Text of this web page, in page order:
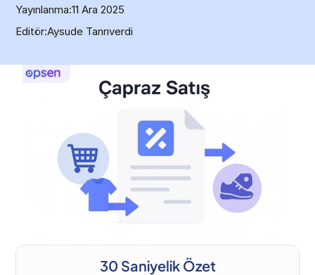
Yayınlanma:11 Ara 2025
Editör:Aysude Tanrıverdi
30 Saniyelik Özet